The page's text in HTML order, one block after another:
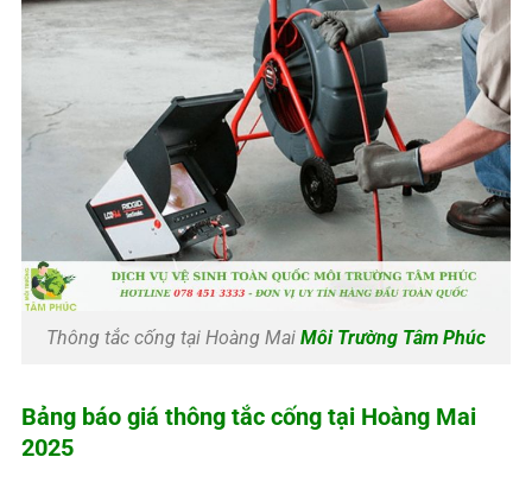
Thông tắc cống tại Hoàng Mai Môi Trường Tâm Phúc
Bảng báo giá thông tắc cống tại Hoàng Mai
2025